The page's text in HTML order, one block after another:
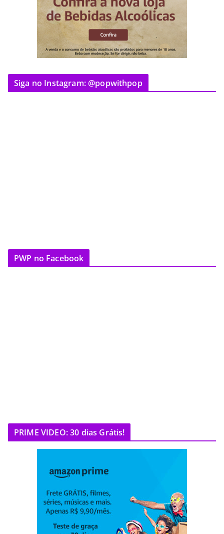
Siga no Instagram: @popwithpop
PWP no Facebook
PRIME VIDEO: 30 dias Grátis!